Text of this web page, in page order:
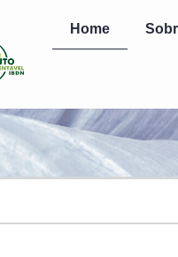
Home